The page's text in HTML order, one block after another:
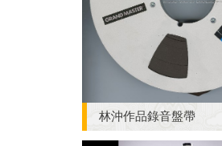
林沖作品錄音盤帶